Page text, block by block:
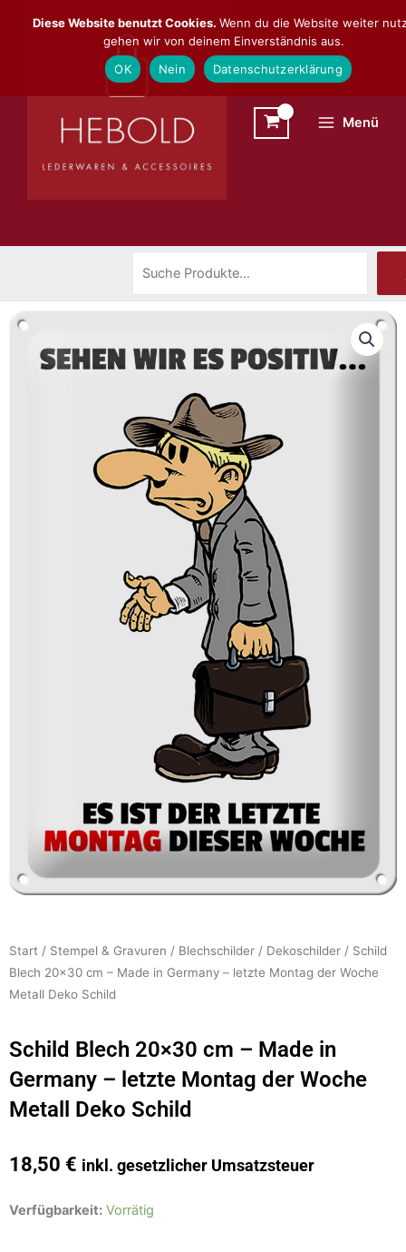
Inhalt
Menü
Start / Stempel & Gravuren / Blechschilder / Dekoschilder / Schild
Blech 20×30 cm – Made in Germany – letzte Montag der Woche
Metall Deko Schild
Schild Blech 20×30 cm – Made in
Germany – letzte Montag der Woche
Metall Deko Schild
18,50 € inkl. gesetzlicher Umsatzsteuer
Verfügbarkeit: Vorrätig
Schild
Diese Website benutzt Cookies. Wenn du die Website weiter
gehen wir von deinem Einverständnis aus.
OK
Nein Datenschutzerklärung